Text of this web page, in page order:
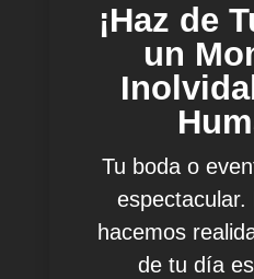
¡Haz de
un
Tu boda o
espectacular.
hacemos
de tu día